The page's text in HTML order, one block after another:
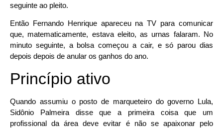
seguinte ao pleito.
Então Fernando Henrique apareceu na TV para comunicar
que, matematicamente, estava eleito, as urnas falaram. No
minuto seguinte, a bolsa começou a cair, e só parou dias
depois depois de anular os ganhos do ano.
Princípio ativo
Quando assumiu o posto de marqueteiro do governo Lula,
Sidônio Palmeira disse que a primeira coisa que um
profissional da área deve evitar é não se apaixonar pelo